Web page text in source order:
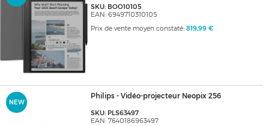
SKU: BOO10105
EAN: 6949710310105
Prix de vente moyen constaté: 819,99 €
NEW
Philips - Vidéo-projecteur Neopix 256
SKU: PLS63497
EAN: 7640186963497